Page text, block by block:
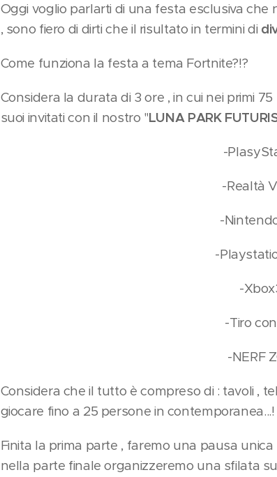
Oggi voglio parlarti di una festa esclusiva
, sono fiero di dirti che il risultato in termini di
Come funziona la festa a tema Fortnite?!?
Considera la durata di 3 ore , in cui nei primi
suoi invitati con il nostro "LUNA PARK
-
-Realtà
-
-
-
-Tiro
-NERF
Considera che il tutto è compreso di : tavoli ,
giocare fino a 25 persone in contemporanea...!
Finita la prima parte , faremo una pausa
nella parte finale organizzeremo una sfilata